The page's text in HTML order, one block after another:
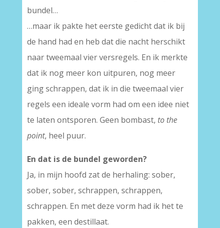
bundel…
…maar ik pakte het eerste gedicht dat ik bij
de hand had en heb dat die nacht herschikt
naar tweemaal vier versregels. En ik merkte
dat ik nog meer kon uitpuren, nog meer
ging schrappen, dat ik in die tweemaal vier
regels een ideale vorm had om een idee niet
te laten ontsporen. Geen bombast, to the
point, heel puur.
En dat is de bundel geworden?
Ja, in mijn hoofd zat de herhaling: sober,
sober, sober, schrappen, schrappen,
schrappen. En met deze vorm had ik het te
pakken, een destillaat.